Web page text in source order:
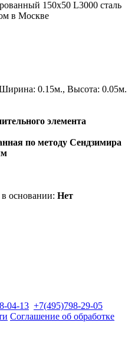
0.15м., Высота: 0.05м.
элемента
по методу Сендзимира
основании: Нет
04-13 +7(495)798-29-05
Соглашение об обработке